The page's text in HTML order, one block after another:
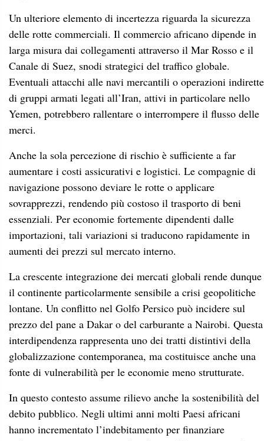
Un ulteriore elemento di incertezza riguarda la sicurezza
delle rotte commerciali. Il commercio africano dipende in
larga misura dai collegamenti attraverso il Mar Rosso e il
Canale di Suez, snodi strategici del traffico globale.
Eventuali attacchi alle navi mercantili o operazioni indirette
di gruppi armati legati all’Iran, attivi in particolare nello
Yemen, potrebbero rallentare o interrompere il flusso delle
merci.
Anche la sola percezione di rischio è sufficiente a far
aumentare i costi assicurativi e logistici. Le compagnie di
navigazione possono deviare le rotte o applicare
sovrapprezzi, rendendo più costoso il trasporto di beni
essenziali. Per economie fortemente dipendenti dalle
importazioni, tali variazioni si traducono rapidamente in
aumenti dei prezzi sul mercato interno.
La crescente integrazione dei mercati globali rende dunque
il continente particolarmente sensibile a crisi geopolitiche
lontane. Un conflitto nel Golfo Persico può incidere sul
prezzo del pane a Dakar o del carburante a Nairobi. Questa
interdipendenza rappresenta uno dei tratti distintivi della
globalizzazione contemporanea, ma costituisce anche una
fonte di vulnerabilità per le economie meno strutturate.
In questo contesto assume rilievo anche la sostenibilità del
debito pubblico. Negli ultimi anni molti Paesi africani
hanno incrementato l’indebitamento per finanziare